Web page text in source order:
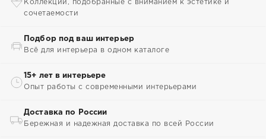
Коллекции, подобранные с вниманием к эстетике и
сочетаемости
Подбор под ваш интерьер
Всё для интерьера в одном каталоге
15+ лет в интерьере
Опыт работы с современными интерьерами
Доставка по России
Бережная и надежная доставка по всей России